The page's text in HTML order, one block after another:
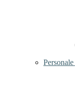
Personale